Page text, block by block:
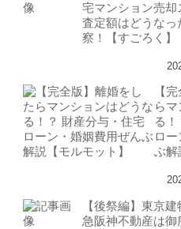
宅マンション売
査定額はどうな
察！【すごろく】
【
ら
る
ロ
ぶ解
【後祭編】東京
急阪神不動産は